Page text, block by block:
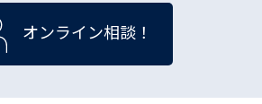
オンライン相談！